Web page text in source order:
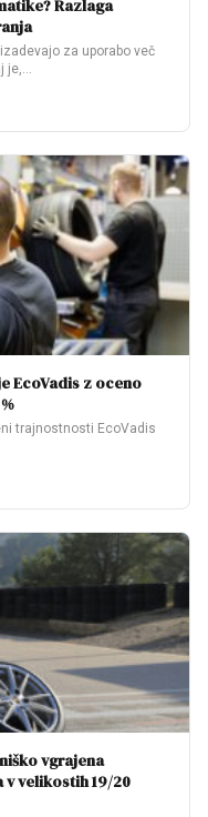
Razlaga
za uporabo več
je,…
EcoVadis z oceno
trajnostnosti EcoVadis
vgrajena
v velikostih 19/20